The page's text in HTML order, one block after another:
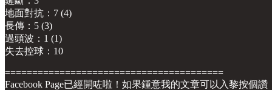
地面對抗：7 (4)
長傳：5 (3)
過頭波：1 (1)
失去控球：10
========================================
Facebook Page已經開咗啦！如果鍾意我的文章可以入黎按個讚